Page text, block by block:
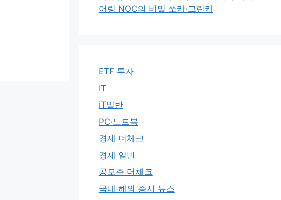
어링 NOC의 비밀 쏘카·그린카
ETF 투자
IT
iT일반
PC·노트북
경제 더체크
경제 일반
공모주 더체크
국내·해외 증시 뉴스